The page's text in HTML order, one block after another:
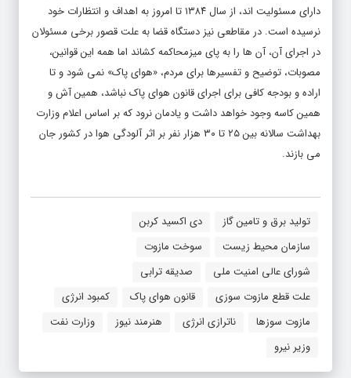
دارای مسئولیت اند، از سال ۱۳۸۴ تا امروز به اهداف و انتظارات خود
نرسیده است. در مقاطعی نیز دستگاه قضا به علت قصور برخی مسئولان
در اجرای آن، آن ها را به پای میزمحاکمه کشاند اما همه این قوانین،
مصوبات، توضیح و تفسیرها برای مردم، «هوای پاک» نمی شود و تا
اراده و بودجه کافی برای اجرای قانون هوای پاک نباشد، همین آش و
همین کاسه وجود خواهد داشت و یادمان نرود که بر اساس اعلام وزارت
بهداشت سالانه بین ۲۵ تا ۳۰ هزار نفر بر اثر آلودگی هوا در کشور جان
می بازند.
تولید برق و تامین گاز
دی اکسید کربن
سازمان محیط زیست
سوخت مازوت
شورای عالی امنیت ملی
صدیقه ترابی
علت قطع مازوت سوزی
قانون هوای پاک
کمبود انرژی
مازوت سوزها
ناترازی انرژی هنرمند نیوز
وزارت نفت
وزیر نیرو